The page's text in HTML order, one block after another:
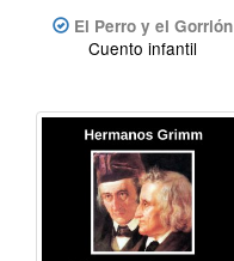
El Perro y el Gorrión
Cuento infantil